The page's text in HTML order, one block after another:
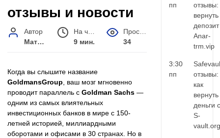
отзывы и новости
Автор
Матвей Иванов
9 мин.
34
Когда вы слышите название
GoldmansGroup , ваш мозг мгновенно
проводит параллель с Goldman Sachs —
одним из самых влиятельных
инвестиционных банков в мире с 150-
летней историей, миллиардными
оборотами и офисами в 30 странах. Но в
пп
отзывы:
вернуть
Anar-
trm.vip
3:30
пп
отзывы:
как
вернуть
деньги с
S-
vault.org